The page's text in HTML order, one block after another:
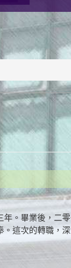
。畢業後，
這次的轉職，